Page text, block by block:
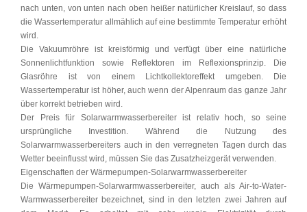
nach unten, von unten nach oben heißer natürlicher Kreislauf, so dass
die Wassertemperatur allmählich auf eine bestimmte Temperatur erhöht
wird.
Die Vakuumröhre ist kreisförmig und verfügt über eine natürliche
Sonnenlichtfunktion sowie Reflektoren im Reflexionsprinzip. Die
Glasröhre ist von einem Lichtkollektoreffekt umgeben. Die
Wassertemperatur ist höher, auch wenn der Alpenraum das ganze Jahr
über korrekt betrieben wird.
Der Preis für Solarwarmwasserbereiter ist relativ hoch, so seine
ursprüngliche Investition. Während die Nutzung des
Solarwarmwasserbereiters auch in den verregneten Tagen durch das
Wetter beeinflusst wird, müssen Sie das Zusatzheizgerät verwenden.
Eigenschaften der Wärmepumpen-Solarwarmwasserbereiter
Die Wärmepumpen-Solarwarmwasserbereiter, auch als Air-to-Water-
Warmwasserbereiter bezeichnet, sind in den letzten zwei Jahren auf